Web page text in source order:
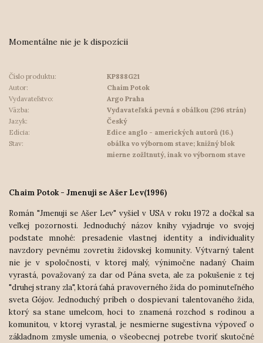
Momentálne nie je k dispozícii
Číslo produktu:
KP888G21
Autor:
Chaim Potok
Vydavateľstvo:
Argo Praha
Väzba:
Vydavateľská pevná s obálkou (296 strán)
Jazyk:
Český
Edícia:
Edice anglo - amerických autorů (16.)
Stav:
obálka vo výbornom stave; knižný blok
mierne zožltnutý, inak vo výbornom stave
Chaim Potok - Jmenuji se Ašer Lev(1996)
Román "Jmenuji se Ašer Lev" vyšiel v USA v roku 1972 a dočkal sa
veľkej pozornosti. Jednoduchý názov knihy vyjadruje vo svojej
podstate mnohé: presadenie vlastnej identity a individuality
navzdory pevnému zovretiu židovskej komunity. Výtvarný talent
nie je v spoločnosti, v ktorej malý, výnimočne nadaný Chaim
vyrastá, považovaný za dar od Pána sveta, ale za pokušenie z tej
"druhej strany zla", ktorá ťahá pravoverného žida do pominuteľného
sveta Gójov. Jednoduchý príbeh o dospievaní talentovaného žida,
ktorý sa stane umelcom, hoci to znamená rozchod s rodinou a
komunitou, v ktorej vyrastal, je nesmierne sugestívna výpoveď o
základnom zmysle umenia, o všeobecnej potrebe tvoriť skutočné